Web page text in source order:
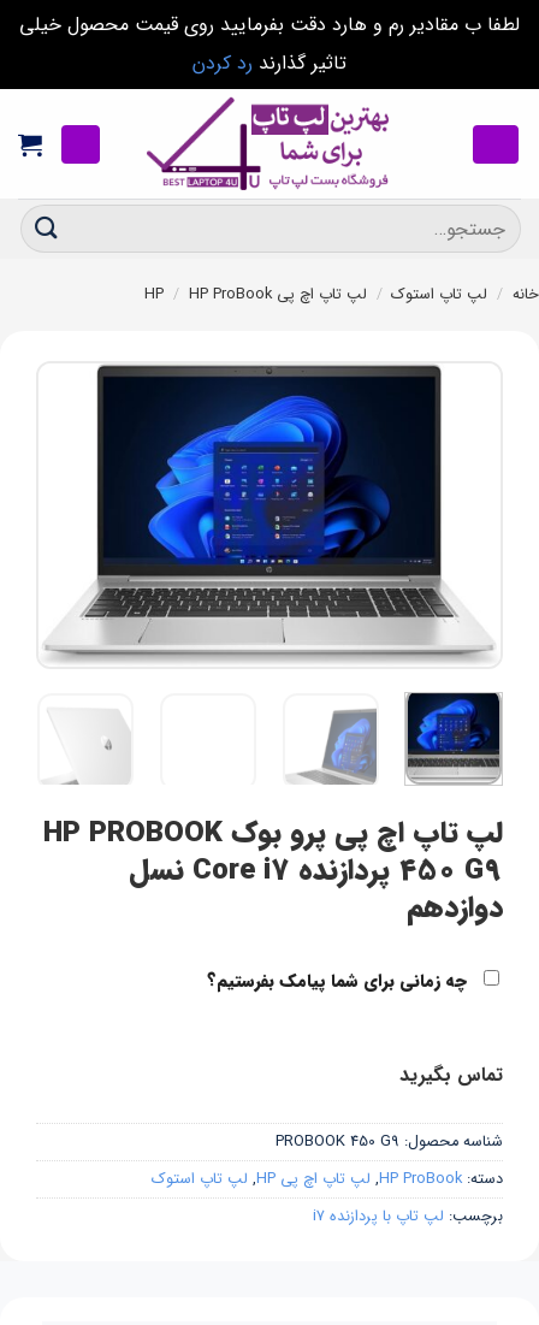
لطفا ب مقادیر رم و هارد دقت بفرمایید روی قیمت محصول خیلی
تاثیر گذارند رد کردن
content
جستجو
برای:
خانه / لپ تاپ استوک / لپ تاپ اچ پی HP / HP ProBook
لپ تاپ اچ پی پرو بوک HP PROBOOK
450 G9 پردازنده Core i7 نسل
دوازدهم
چه زمانی برای شما پیامک بفرستیم؟
تماس بگیرید
شناسه محصول: PROBOOK 450 G9
دسته: HP ProBook
, لپ تاپ اچ پی HP , لپ تاپ استوک
برچسب: لپ تاپ با پردازنده i7